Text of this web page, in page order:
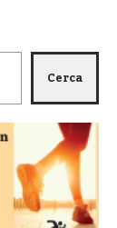
Cerca